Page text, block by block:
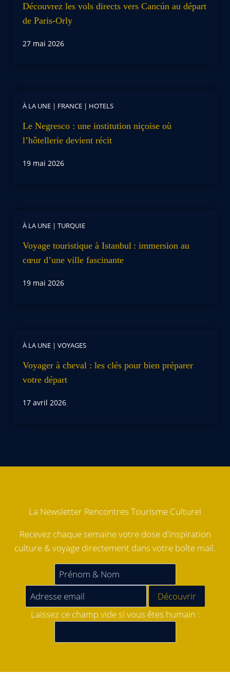
Découvrez les vols directs vers Cancún au départ
de Paris-Orly
27 mai 2026
À LA UNE | FRANCE | HOTELS
Le Negresco : une institution niçoise où
l’hôtellerie devient récit
19 mai 2026
À LA UNE | TURQUIE
Voyage touristique à Istanbul : immersion au
cœur d’une ville fascinante
19 mai 2026
À LA UNE | VOYAGES
Voyager à cheval : les clés pour bien préparer
votre départ
17 avril 2026
La Newsletter Rencontres Tourisme Culturel
Recevez chaque semaine votre dose d'inspiration
culture & voyage directement dans votre boîte mail.
Laissez ce champ vide si vous êtes humain :